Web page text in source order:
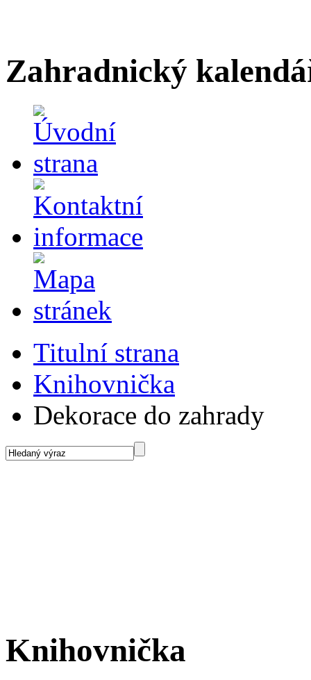
Zahradnický
Titulní strana
Knihovnička
Dekorace do zahrady
Knihovnička